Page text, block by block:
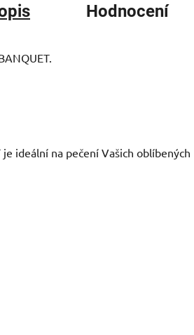
Hodnocení
ideální na pečení Vašich oblíbených